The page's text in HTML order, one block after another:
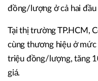
đồng/lượng ở cả hai đầu
Tại thị trường TP.HCM,
cùng thương hiệu ở
triệu đồng/lượng, tăng
giá.